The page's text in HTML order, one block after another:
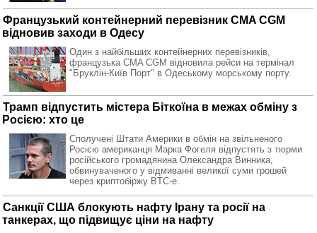
Французький контейнерний перевізник CMA CGM
відновив заходи в Одесу
Один з найбільших контейнерних перевізників,
французька CMA CGM відновила рейси на термінал
"Бруклін-Київ Порт" в Одеському морському порту.
Трамп відпустить містера Біткоїна в межах обміну з
Росією: хто це
Сполучені Штати Америки в обмін на звільненого
Росією американця Марка Фогеля відпустять з тюрми
російського громадянина Олександра Винника,
обвинуваченого у відмиванні великої суми грошей
через криптобіржу BTC-e.
Санкції США блокують нафту Ірану та росії на
танкерах, що підвищує ціни на нафту